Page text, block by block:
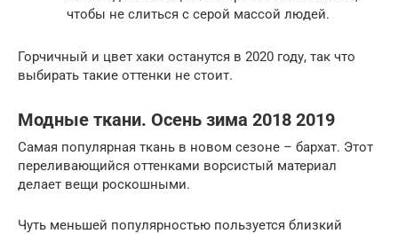
чтобы не слиться с серой массой людей.
Горчичный и цвет хаки останутся в 2020 году, так что
выбирать такие оттенки не стоит.
Модные ткани. Осень зима 2018 2019
Самая популярная ткань в новом сезоне – бархат. Этот
переливающийся оттенками ворсистый материал
делает вещи роскошными.
Чуть меньшей популярностью пользуется близкий